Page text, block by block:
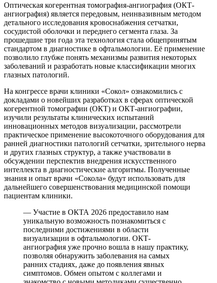
Оптическая когерентная томография-ангиография (ОКТ-
ангиография) является передовым, неинвазивным методом
детального исследования кровоснабжения сетчатки,
сосудистой оболочки и переднего сегмента глаза. За
прошедшие три года эта технология стала общепринятым
стандартом в диагностике в офтальмологии. Её применение
позволило глубже понять механизмы развития некоторых
заболеваний и разработать новые классификации многих
глазных патологий.
На конгрессе врачи клиники «Сокол» ознакомились с
докладами о новейших разработках в сферах оптической
когерентной томографии (ОКТ) и ОКТ-ангиографии,
изучили результаты клинических испытаний
инновационных методов визуализации, рассмотрели
практическое применение высокоточного оборудования для
ранней диагностики патологий сетчатки, зрительного нерва
и других глазных структур, а также участвовали в
обсуждении перспектив внедрения искусственного
интеллекта в диагностические алгоритмы. Полученные
знания и опыт врачи «Сокола» будут использовать для
дальнейшего совершенствования медицинской помощи
пациентам клиники.
— Участие в ОКТА 2026 предоставило нам
уникальную возможность познакомиться с
последними достижениями в области
визуализации в офтальмологии. ОКТ-
ангиография уже прочно вошла в нашу практику,
позволяя обнаружить заболевания на самых
ранних стадиях, даже до появления явных
симптомов. Обмен опытом с коллегами и